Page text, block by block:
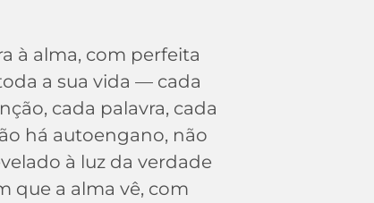
à alma, com perfeita
a sua vida — cada
cada palavra, cada
há autoengano, não
à luz da verdade
que a alma vê, com